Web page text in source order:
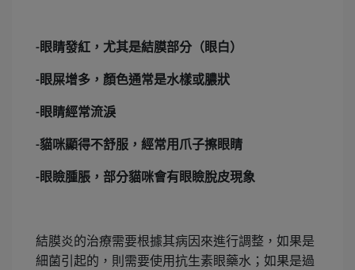
-眼睛發紅，尤其是結膜部分（眼白）
-眼屎增多，顏色通常是水樣或膿狀
-眼睛經常流淚
-貓咪顯得不舒服，經常用爪子擦眼睛
-眼瞼腫脹，部分貓咪會有眼瞼脫皮現象
結膜炎的治療需要根據其病因來進行調整，如果是
細菌引起的，則需要使用抗生素眼藥水；如果是過